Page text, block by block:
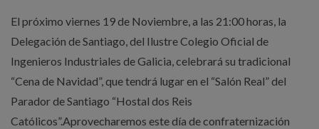
El próximo viernes 19 de Noviembre, a las 21:00 horas, la
Delegación de Santiago, del Ilustre Colegio Oficial de
Ingenieros Industriales de Galicia, celebrará su tradicional
“Cena de Navidad”, que tendrá lugar en el “Salón Real” del
Parador de Santiago “Hostal dos Reis
Católicos”.Aprovecharemos este día de confraternización